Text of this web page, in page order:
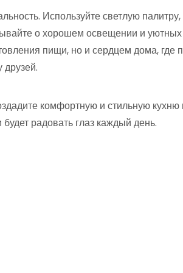
Используйте светлую
о хорошем освещении и уютных
пищи, но и сердцем дома, где
друзей.
комфортную и стильную кухню
радовать глаз каждый день.